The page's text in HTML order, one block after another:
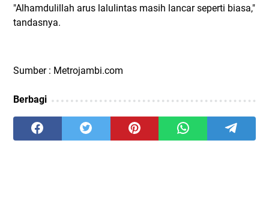
"Alhamdulillah arus lalulintas masih lancar seperti biasa,"
tandasnya.
Sumber : Metrojambi.com
Berbagi